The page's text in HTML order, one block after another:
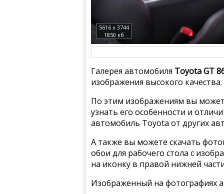
5616 x 3744
1850 кб
Галерея автомобиля Toyota GT
изображения высокого качества.
По этим изображениям вы
узнать его особенности и
автомобиль Toyota от других
А также вы можете скачать
обои для рабочего стола с
на иконку в правой нижней
Изображенный на фотографиях